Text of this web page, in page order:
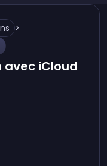
>
avec iCloud